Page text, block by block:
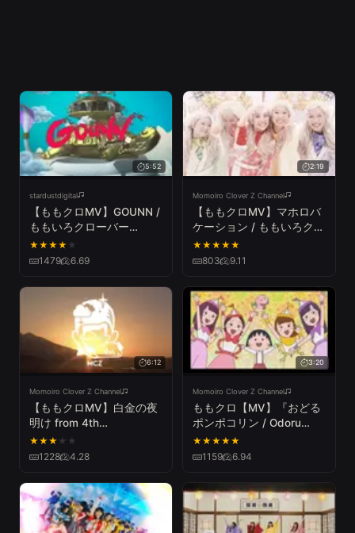
5:52
stardustdigital
【ももクロMV】GOUNN /
ももいろクローバー
Z（MOMOIRO CLOVER Z
／GOUNN）
★★★★ ★
1479 6.69
2:19
Momoiro Clover Z Channel
【ももクロMV】マホロバ
ケーション / ももいろクロ
ーバー
Z（MAHOROVACATION /
★★★★★
803 9.11
6:12
Momoiro Clover Z Channel
【ももクロMV】白金の夜
明け from 4th
ALBUM『白金の夜明け』
/ ももいろクローバー
- HAKKIN NO YOAKE）
★★★ ★ ★
1228 4.28
3:20
Momoiro Clover Z Channel
ももクロ【MV】『おどる
ポンポコリン / Odoru
Pompokolin』ANIMATION
MUSIC VIDEO / ももいろ
CLOVER Z)
★★★★★
1159 6.94